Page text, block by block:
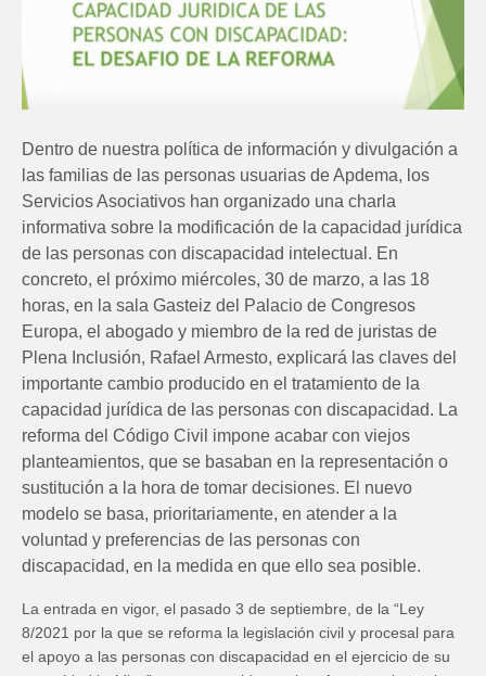
Dentro de nuestra política de información y divulgación a
las familias de las personas usuarias de Apdema, los
Servicios Asociativos han organizado una charla
informativa sobre la modificación de la capacidad jurídica
de las personas con discapacidad intelectual. En
concreto, el próximo miércoles, 30 de marzo, a las 18
horas, en la sala Gasteiz del Palacio de Congresos
Europa, el abogado y miembro de la red de juristas de
Plena Inclusión, Rafael Armesto, explicará las claves del
importante cambio producido en el tratamiento de la
capacidad jurídica de las personas con discapacidad. La
reforma del Código Civil impone acabar con viejos
planteamientos, que se basaban en la representación o
sustitución a la hora de tomar decisiones. El nuevo
modelo se basa, prioritariamente, en atender a la
voluntad y preferencias de las personas con
discapacidad, en la medida en que ello sea posible.
La entrada en vigor, el pasado 3 de septiembre, de la “Ley
8/2021 por la que se reforma la legislación civil y procesal para
el apoyo a las personas con discapacidad en el ejercicio de su